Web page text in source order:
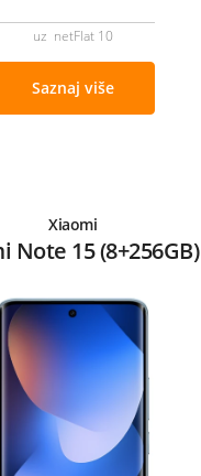
uz netFlat 10
Saznaj više
Xiaomi
Note 15 (8+256GB)